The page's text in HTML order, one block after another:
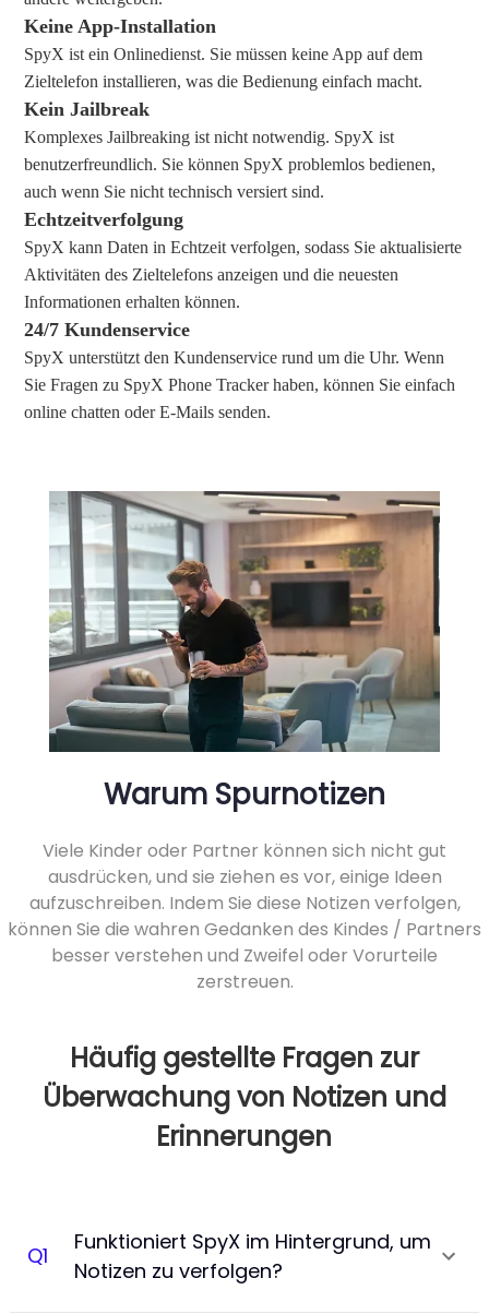
Keine App-Installation
SpyX ist ein Onlinedienst. Sie müssen keine App auf dem
Zieltelefon installieren, was die Bedienung einfach macht.
Kein Jailbreak
Komplexes Jailbreaking ist nicht notwendig. SpyX ist
benutzerfreundlich. Sie können SpyX problemlos bedienen,
auch wenn Sie nicht technisch versiert sind.
Echtzeitverfolgung
SpyX kann Daten in Echtzeit verfolgen, sodass Sie aktualisierte
Aktivitäten des Zieltelefons anzeigen und die neuesten
Informationen erhalten können.
24/7 Kundenservice
SpyX unterstützt den Kundenservice rund um die Uhr. Wenn
Sie Fragen zu SpyX Phone Tracker haben, können Sie einfach
online chatten oder E-Mails senden.
Warum Spurnotizen
Viele Kinder oder Partner können sich nicht gut
ausdrücken, und sie ziehen es vor, einige Ideen
aufzuschreiben. Indem Sie diese Notizen verfolgen,
können Sie die wahren Gedanken des Kindes / Partners
besser verstehen und Zweifel oder Vorurteile
zerstreuen.
Häufig gestellte Fragen zur
Überwachung von Notizen und
Erinnerungen
Q1
Funktioniert SpyX im Hintergrund, um
Notizen zu verfolgen?